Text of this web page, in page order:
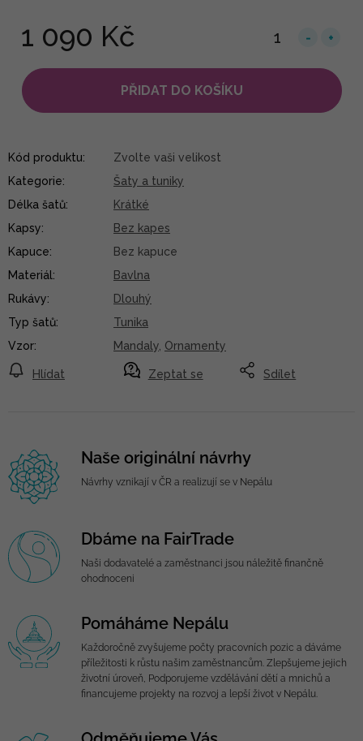
1 090 Kč
PŘIDAT DO KOŠÍKU
Zeptat se
Hlídat Sdílet
Kód produktu:
Zvolte vaši velikost
Kategorie:
Šaty a tuniky
Délka šatů:
Krátké
Kapsy:
Bez kapes
Kapuce:
Bez kapuce
Materiál:
Bavlna
Rukávy:
Dlouhý
Typ šatů:
Tunika
Vzor: Mandaly Ornamenty
Naše originální návrhy
Návrhy vznikají v ČR a realizují se v Nepálu
Dbáme na FairTrade
Naši dodavatelé a zaměstnanci jsou náležitě finančně
ohodnoceni
Pomáháme Nepálu
Každoročně zvyšujeme počty pracovních pozic a dáváme
příležitosti k růstu našim zaměstnancům. Zlepšujeme jejich
životní úroveň, Podporujeme vzdělávání dětí a mnichů a
financujeme projekty na rozvoj a lepší život v Nepálu.